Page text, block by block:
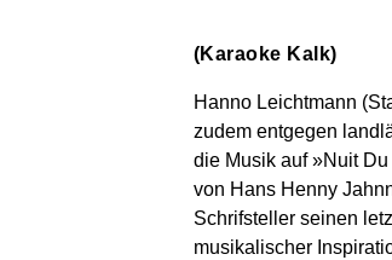
(Karaoke Kalk)
Hanno Leichtmann
zudem entgegen
die Musik auf »Nuit
von Hans Henny
Schrifsteller seinen
musikalischer